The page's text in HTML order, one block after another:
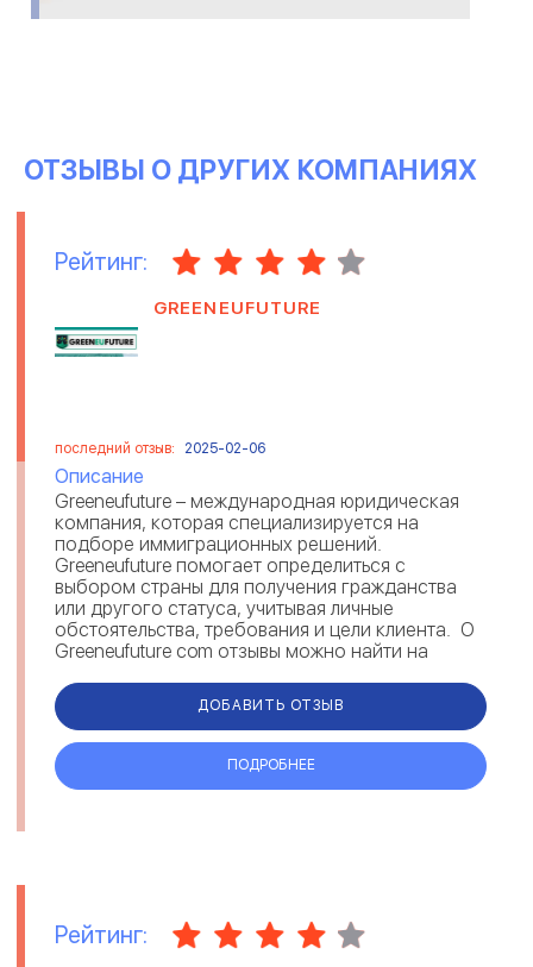
ОТЗЫВЫ О ДРУГИХ КОМПАНИЯХ
Рейтинг:
GREENEUFUTURE
последний отзыв: 2025-02-06
Описание
Greeneufuture – международная юридическая
компания, которая специализируется на
подборе иммиграционных решений.
Greeneufuture помогает определиться с
выбором страны для получения гражданства
или другого статуса, учитывая личные
обстоятельства, требования и цели клиента. О
Greeneufuture com отзывы можно найти на
ДОБАВИТЬ ОТЗЫВ
ПОДРОБНЕЕ
Рейтинг: